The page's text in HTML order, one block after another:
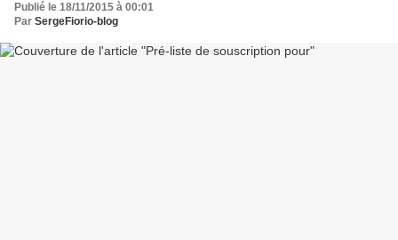
Publié le 18/11/2015 à 00:01
Par SergeFiorio-blog